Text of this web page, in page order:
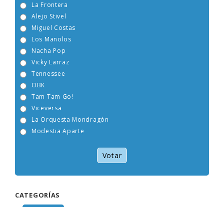
La Frontera
Alejo Stivel
Miguel Costas
Los Manolos
Nacha Pop
Vicky Larraz
Tennessee
OBK
Tam Tam Go!
Viceversa
La Orquesta Mondragón
Modestia Aparte
Votar
CATEGORÍAS